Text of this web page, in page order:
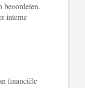
beoordelen.
interne
financiële